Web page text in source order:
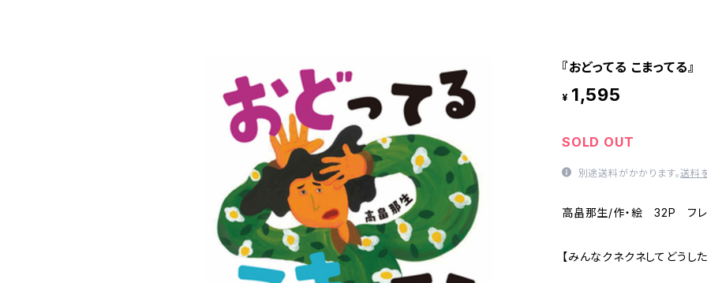
『おどってる こまってる』
¥ 1,595
SOLD OUT
別途送料がかかります。送料
高畠那生/作・絵 32P フ
【みんなクネクネしてどうした